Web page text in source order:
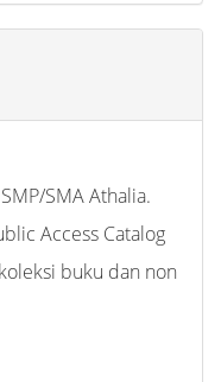
SMA Athalia.
Access Catalog
buku dan non